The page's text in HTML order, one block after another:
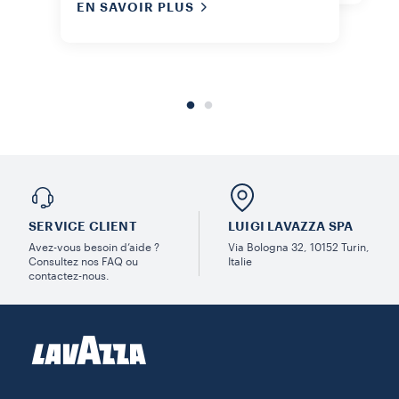
EN SAVOIR PLUS
SERVICE CLIENT
Avez-vous besoin d’aide ?
Consultez nos FAQ ou
contactez-nous.
LUIGI LAVAZZA SPA
Via Bologna 32, 10152 Turin,
Italie